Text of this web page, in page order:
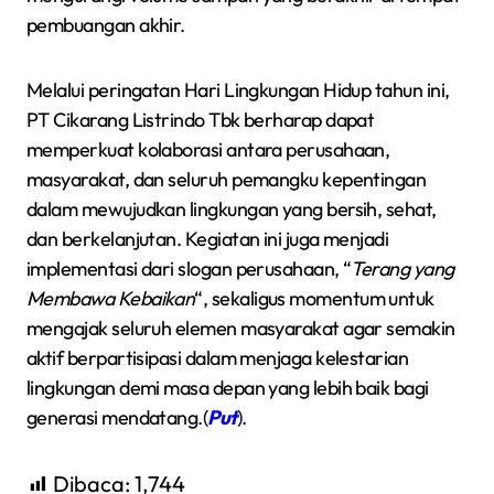
pembuangan akhir.
Melalui peringatan Hari Lingkungan Hidup tahun ini,
PT Cikarang Listrindo Tbk berharap dapat
memperkuat kolaborasi antara perusahaan,
masyarakat, dan seluruh pemangku kepentingan
dalam mewujudkan lingkungan yang bersih, sehat,
dan berkelanjutan. Kegiatan ini juga menjadi
implementasi dari slogan perusahaan, “Terang yang
Membawa Kebaikan“, sekaligus momentum untuk
mengajak seluruh elemen masyarakat agar semakin
aktif berpartisipasi dalam menjaga kelestarian
lingkungan demi masa depan yang lebih baik bagi
generasi mendatang.(Put).
Dibaca: 1,744